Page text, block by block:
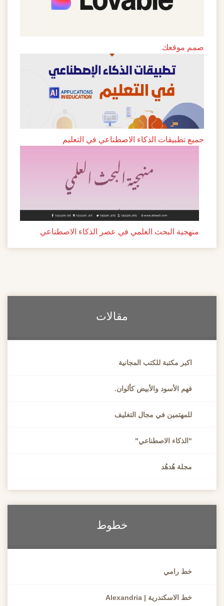
صمم موقعك
جميع تطبيقات الذكاء الاصطناعي في التعليم
منهجية البحث العلمي في عصر الذكاء الاصطناعي
مقالات
اكبر مكتبة للكتب المجانية
فهم الأسود والأبيض كألوان.
للمهتمين في مجال التغليف
"الذكاء الاصطناعي"
مجلة هُدهُد
خطوط
خط رامي
خط الاسكندرية | Alexandria